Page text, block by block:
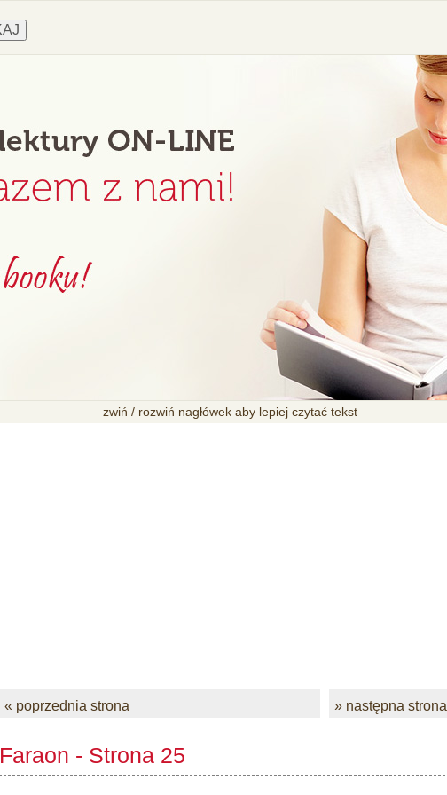
zwiń / rozwiń nagłówek aby lepiej czytać tekst
« poprzednia strona » następna strona
Faraon - Strona 25